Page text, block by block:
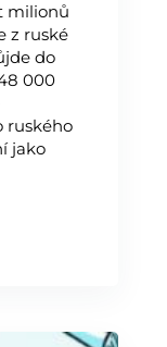
milionů
z ruské
do
000
ruského
jako